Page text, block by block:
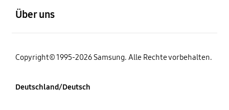
Über uns
Copyright© 1995-2026 Samsung. Alle Rechte vorbehalten.
Deutschland/Deutsch